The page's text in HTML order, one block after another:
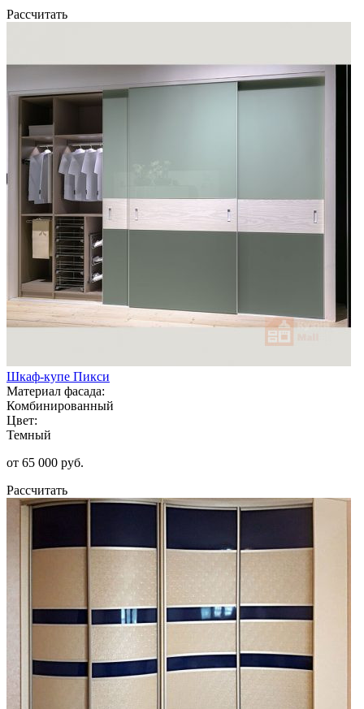
Рассчитать
Шкаф-купе Пикси
Материал фасада:
Комбинированный
Цвет:
Темный
от 65 000 руб.
Рассчитать